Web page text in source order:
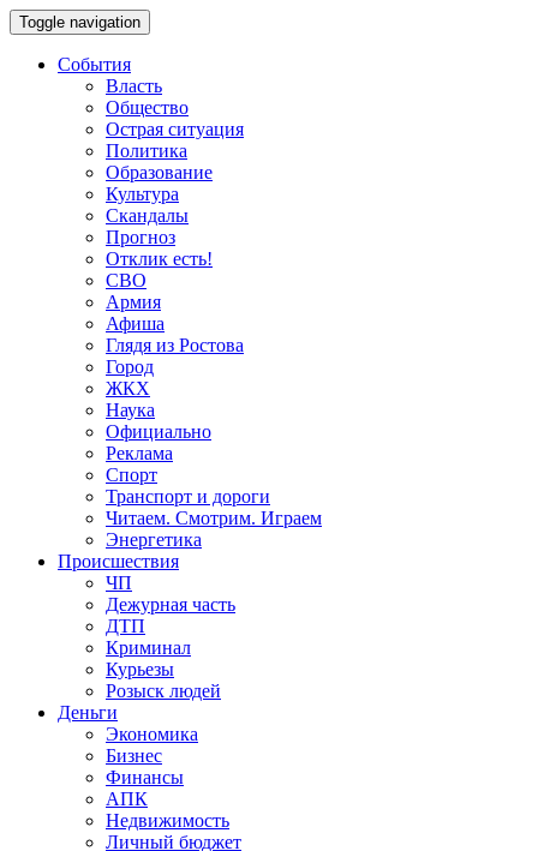
Toggle navigation
События
Власть
Общество
Острая ситуация
Политика
Образование
Культура
Скандалы
Прогноз
Отклик есть!
СВО
Армия
Афиша
Глядя из Ростова
Город
ЖКХ
Наука
Официально
Реклама
Спорт
Транспорт и дороги
Читаем. Смотрим. Играем
Энергетика
Происшествия
ЧП
Дежурная часть
ДТП
Криминал
Курьезы
Розыск людей
Деньги
Экономика
Бизнес
Финансы
АПК
Недвижимость
Личный бюджет